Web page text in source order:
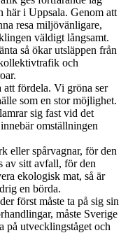
här i Uppsala. Genom att
resa miljövänligare,
väldigt långsamt.
så ökar utsläppen från
och
fördela. Vi gröna ser
som en stor möjlighet.
sig fast vid det
omställningen
eller spårvagnar, för den
av sitt avfall, för den
ekologisk mat, så är
en börda.
först måste ta på sig sin
måste Sverige
på utvecklingståget och